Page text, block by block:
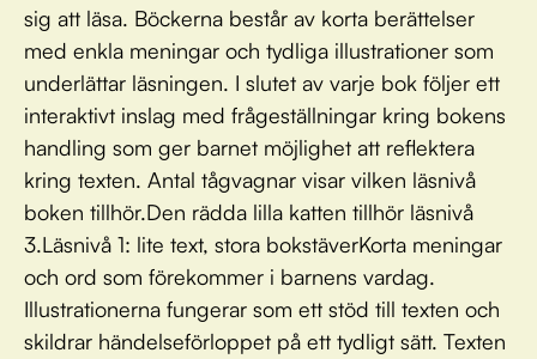
sig att läsa. Böckerna består av korta berättelser
med enkla meningar och tydliga illustrationer som
underlättar läsningen. I slutet av varje bok följer ett
interaktivt inslag med frågeställningar kring bokens
handling som ger barnet möjlighet att reflektera
kring texten. Antal tågvagnar visar vilken läsnivå
boken tillhör.Den rädda lilla katten tillhör läsnivå
3.Läsnivå 1: lite text, stora bokstäverKorta meningar
och ord som förekommer i barnens vardag.
Illustrationerna fungerar som ett stöd till texten och
skildrar händelseförloppet på ett tydligt sätt. Texten